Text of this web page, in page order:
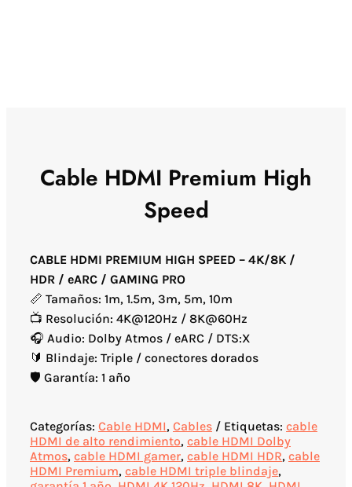
Cable HDMI Premium High
Speed
CABLE HDMI PREMIUM HIGH SPEED – 4K/8K /
HDR / eARC / GAMING PRO
📏 Tamaños: 1m, 1.5m, 3m, 5m, 10m
📺 Resolución: 4K@120Hz / 8K@60Hz
🎧 Audio: Dolby Atmos / eARC / DTS:X
🔰 Blindaje: Triple / conectores dorados
🛡️ Garantía: 1 año
Categorías: Cable HDMI, Cables Etiquetas: cable
HDMI de alto rendimiento, cable HDMI Dolby
Atmos, cable HDMI gamer, cable HDMI HDR, cable
HDMI Premium, cable HDMI triple blindaje,